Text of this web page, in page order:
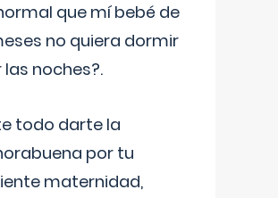
que mí bebé de
no quiera dormir
las noches?.
todo darte la
por tu
maternidad,